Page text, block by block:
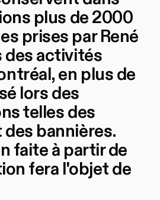
plus de 2000
prises par René
des activités
en plus de
lors des
telles des
bannières.
faite à partir de
fera l'objet de